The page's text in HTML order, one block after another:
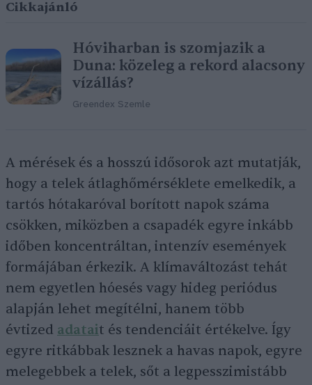
Cikkajánló
Hóviharban is szomjazik a
Duna: közeleg a rekord alacsony
vízállás?
Greendex Szemle
A mérések és a hosszú idősorok azt mutatják,
hogy a telek átlaghőmérséklete emelkedik, a
tartós hótakaróval borított napok száma
csökken, miközben a csapadék egyre inkább
időben koncentráltan, intenzív események
formájában érkezik. A klímaváltozást tehát
nem egyetlen hóesés vagy hideg periódus
alapján lehet megítélni, hanem több
évtized adatait és tendenciáit értékelve. Így
egyre ritkábbak lesznek a havas napok, egyre
melegebbek a telek, sőt a legpesszimistább